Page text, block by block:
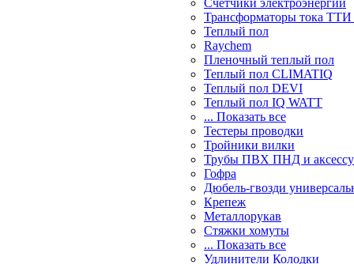
Счетчики электроэнергии
Трансформаторы тока
Теплый пол
Raychem
Пленочный теплый пол
Теплый пол CLIMATIQ
Теплый пол DEVI
Теплый пол IQ WATT
... Показать все
Тестеры проводки
Тройники вилки
Трубы ПВХ ПНД и
Гофра
Дюбель-гвозди
Крепеж
Металлорукав
Стяжки хомуты
... Показать все
Удлинители Колодки